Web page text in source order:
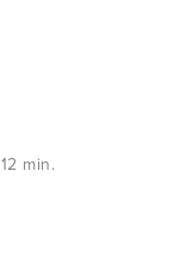
12 min.